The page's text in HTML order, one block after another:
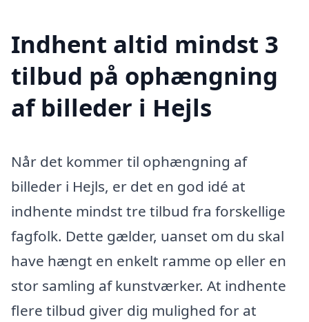
Indhent altid mindst 3
tilbud på ophængning
af billeder i Hejls
Når det kommer til ophængning af
billeder i Hejls, er det en god idé at
indhente mindst tre tilbud fra forskellige
fagfolk. Dette gælder, uanset om du skal
have hængt en enkelt ramme op eller en
stor samling af kunstværker. At indhente
flere tilbud giver dig mulighed for at